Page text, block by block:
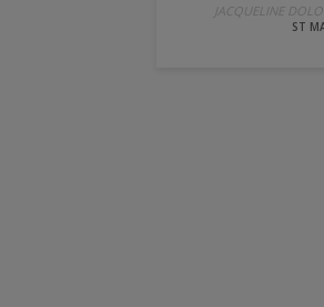
JACQUELINE
ST